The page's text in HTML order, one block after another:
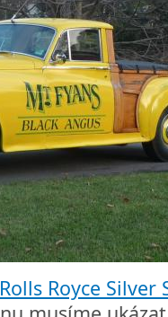
Rolls Royce Silver